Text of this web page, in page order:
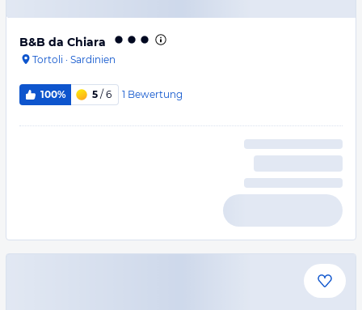
B&B da Chiara
Tortoli · Sardinien
100% 5 / 6 1 Bewertung